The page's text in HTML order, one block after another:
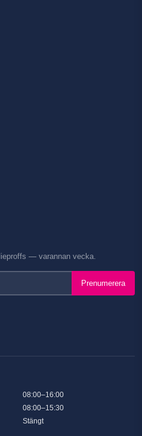
— varannan vecka.
Prenumerera
08:00–16:00
08:00–15:30
Stängt